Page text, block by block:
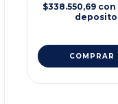
$338.550,69 con
COMPRAR